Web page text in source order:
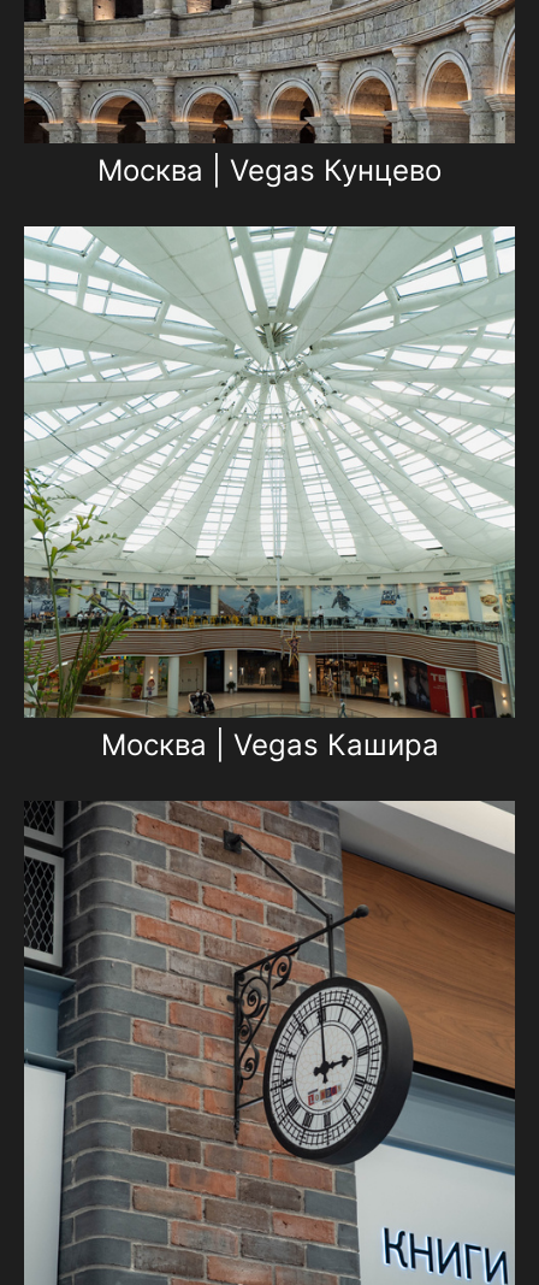
Москва | Vegas Кунцево
Москва | Vegas Кашира